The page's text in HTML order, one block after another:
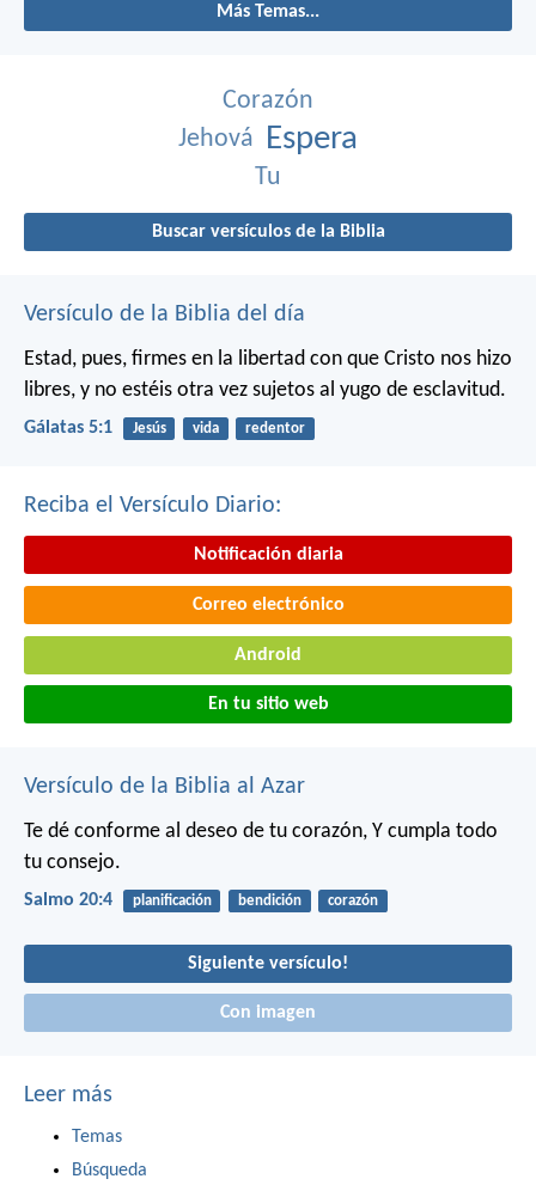
Más Temas...
Corazón
Jehová Espera
Tu
Buscar versículos de la Biblia
Versículo de la Biblia del día
Estad, pues, firmes en la libertad con que Cristo nos hizo
libres, y no estéis otra vez sujetos al yugo de esclavitud.
Gálatas 5:1 Jesús vida redentor
Reciba el Versículo Diario:
Notificación diaria
Correo electrónico
Android
En tu sitio web
Versículo de la Biblia al Azar
Te dé conforme al deseo de tu corazón, Y cumpla todo
tu consejo.
Salmo 20:4 planificación bendición corazón
Siguiente versículo!
Con imagen
Leer más
Temas
Búsqueda